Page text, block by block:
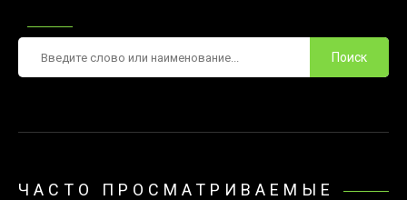
ЧАСТО ПРОСМАТРИВАЕМЫЕ